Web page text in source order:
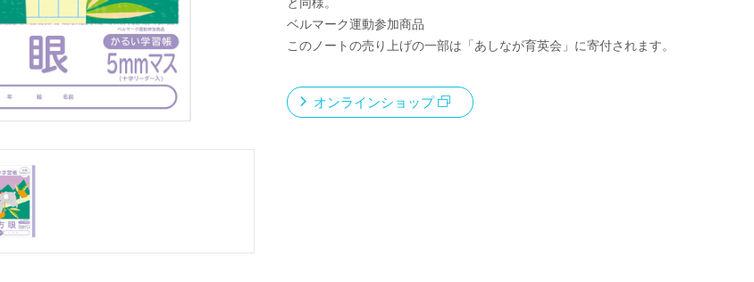
ベルマーク運動参加商品
このノートの売り上げの一部は「あしなが育英会」に寄付されます。
オンラインショップ